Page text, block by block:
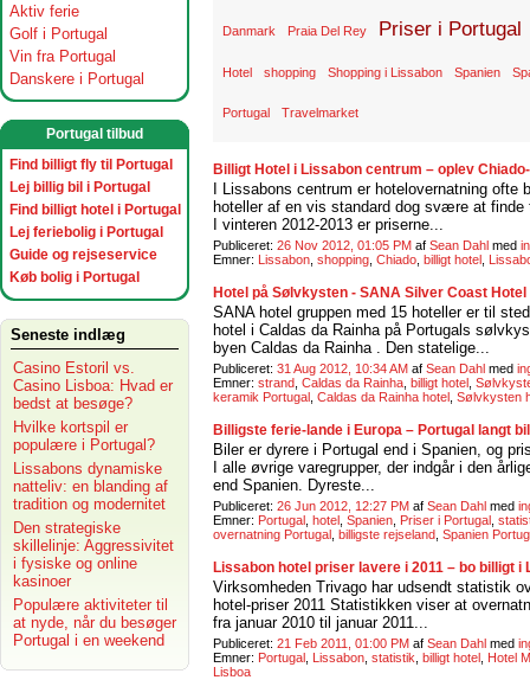
Aktiv ferie
Golf i Portugal
Vin fra Portugal
Danskere i Portugal
Portugal tilbud
Find billigt fly til Portugal
Lej billig bil i Portugal
Find billigt hotel i Portugal
Lej feriebolig i Portugal
Guide og rejseservice
Køb bolig i Portugal
Seneste indlæg
Casino Estoril vs.
Casino Lisboa: Hvad er
bedst at besøge?
Hvilke kortspil er
populære i Portugal?
Lissabons dynamiske
natteliv: en blanding af
tradition og modernitet
Den strategiske
skillelinje: Aggressivitet
i fysiske og online
kasinoer
Populære aktiviteter til
at nyde, når du besøger
Portugal i en weekend
Danmark Praia Del Rey Priser i Portugal
Hotel shopping Shopping i Lissabon Spanien
Portugal Travelmarket
Billigt Hotel i Lissabon centrum – oplev
I Lissabons centrum er hotelovernatning
hoteller af en vis standard dog svære at
I vinteren 2012-2013 er priserne...
Publiceret: 26 Nov 2012, 01:05 PM af Sean Dahl med
Emner: Lissabon shopping Chiado billigt hotel
Hotel på Sølvkysten - SANA Silver Coast
SANA hotel gruppen med 15 hoteller er til
hotel i Caldas da Rainha på Portugals
byen Caldas da Rainha . Den statelige...
Publiceret: 31 Aug 2012, 10:34 AM af Sean Dahl med
Emner: strand Caldas da Rainha billigt hotel
keramik Portugal Caldas da Rainha hotel Sølvkysten
Billigste ferie-lande i Europa – Portugal langt
Biler er dyrere i Portugal end i Spanien, og
I alle øvrige varegrupper, der indgår i den
end Spanien. Dyreste...
Publiceret: 26 Jun 2012, 12:27 PM af Sean Dahl med
Emner: Portugal hotel Spanien Priser i Portugal
overnatning Portugal billigste rejseland Spanien
Lissabon hotel priser lavere i 2011 – bo billigt i
Virksomheden Trivago har udsendt statistik
hotel-priser 2011 Statistikken viser at
fra januar 2010 til januar 2011...
Publiceret: 21 Feb 2011, 01:00 PM af Sean Dahl med
Emner: Portugal Lissabon statistik billigt hotel Hotel
Lisboa